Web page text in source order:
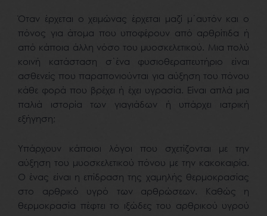
Όταν έρχεται ο χειμώνας έρχεται μαζί μ΄αυτόν και ο
πόνος για άτομα που υποφέρουν από αρθρίτιδα ή
από κάποια άλλη νόσο του μυοσκελετικού. Μια πολύ
κοινή κατάσταση σ΄ένα φυσιοθεραπευτήριο είναι
ασθενείς που παραπονιούνται για αύξηση του πόνου
κάθε φορά που βρέχει ή έχει υγρασία. Είναι απλά μια
παλιά ιστορία των γιαγιάδων ή υπάρχει ιατρική
εξήγηση;
Υπάρχουν κάποιοι λόγοι που σχετίζονται με την
αύξηση του μυοσκελετικού πόνου με την κακοκαιρία.
Ο ένας είναι η επίδραση της χαμηλής θερμοκρασίας
στο αρθρικό υγρό των αρθρώσεων. Καθώς η
θερμοκρασία πέφτει το ιξώδες του αρθρικού υγρού